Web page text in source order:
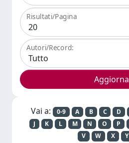
Risultati/Pagina
Autori/Record:
Vai a: 0-9 A B C D
J
K L M N O P
V
W X Y